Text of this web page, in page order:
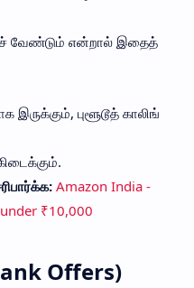
வேண்டும் என்றால் இதைத்
இருக்கும், புளூடூத் காலிங்
Amazon India -
₹10,000
Offers)